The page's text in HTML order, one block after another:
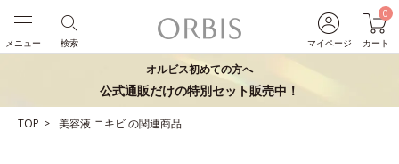
マイページ
0
カート
検索
メニュー
オルビス初めての方へ
公式通販だけの特別セット販売中！
TOP 美容液 ニキビの関連商品